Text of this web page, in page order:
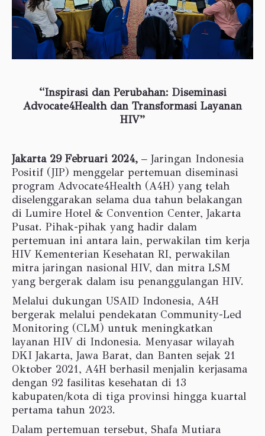
“Inspirasi dan Perubahan: Diseminasi
Advocate4Health dan Transformasi Layanan
HIV”
Jakarta 29 Februari 2024, – Jaringan Indonesia
Positif (JIP) menggelar pertemuan diseminasi
program Advocate4Health (A4H) yang telah
diselenggarakan selama dua tahun belakangan
di Lumire Hotel & Convention Center, Jakarta
Pusat. Pihak-pihak yang hadir dalam
pertemuan ini antara lain, perwakilan tim kerja
HIV Kementerian Kesehatan RI, perwakilan
mitra jaringan nasional HIV, dan mitra LSM
yang bergerak dalam isu penanggulangan HIV.
Melalui dukungan USAID Indonesia, A4H
bergerak melalui pendekatan Community-Led
Monitoring (CLM) untuk meningkatkan
layanan HIV di Indonesia. Menyasar wilayah
DKI Jakarta, Jawa Barat, dan Banten sejak 21
Oktober 2021, A4H berhasil menjalin kerjasama
dengan 92 fasilitas kesehatan di 13
kabupaten/kota di tiga provinsi hingga kuartal
pertama tahun 2023.
Dalam pertemuan tersebut, Shafa Mutiara